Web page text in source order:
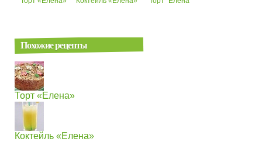
Похожие рецепты
Торт «Елена»
Коктейль «Елена»